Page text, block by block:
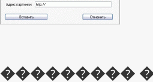
���������